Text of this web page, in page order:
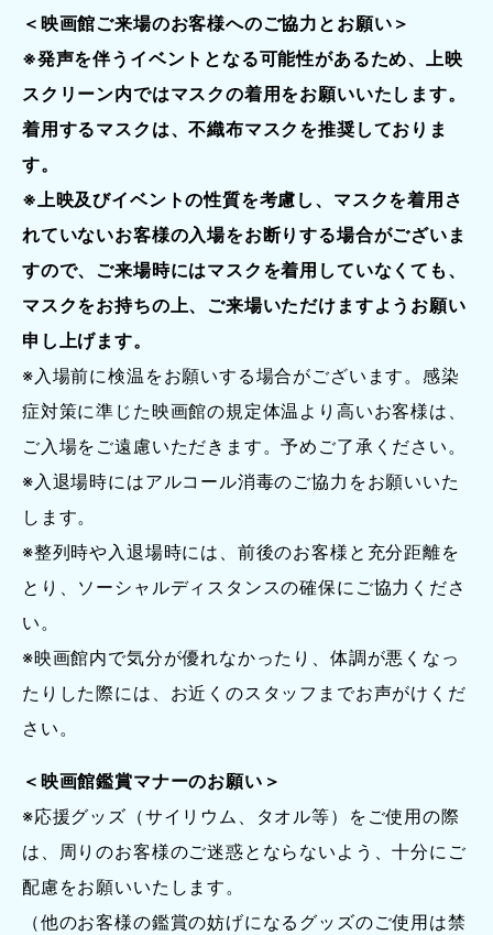
＜映画館ご来場のお客様へのご協力とお願い＞
※発声を伴うイベントとなる可能性があるため、上映
スクリーン内ではマスクの着用をお願いいたします。
着用するマスクは、不織布マスクを推奨しておりま
す。
※上映及びイベントの性質を考慮し、マスクを着用さ
れていないお客様の入場をお断りする場合がございま
すので、ご来場時にはマスクを着用していなくても、
マスクをお持ちの上、ご来場いただけますようお願い
申し上げます。
※入場前に検温をお願いする場合がございます。感染
症対策に準じた映画館の規定体温より高いお客様は、
ご入場をご遠慮いただきます。予めご了承ください。
※入退場時にはアルコール消毒のご協力をお願いいた
します。
※整列時や入退場時には、前後のお客様と充分距離を
とり、ソーシャルディスタンスの確保にご協力くださ
い。
※映画館内で気分が優れなかったり、体調が悪くなっ
たりした際には、お近くのスタッフまでお声がけくだ
さい。
＜映画館鑑賞マナーのお願い＞
※応援グッズ（サイリウム、タオル等）をご使用の際
は、周りのお客様のご迷惑とならないよう、十分にご
配慮をお願いいたします。
（他のお客様の鑑賞の妨げになるグッズのご使用は禁